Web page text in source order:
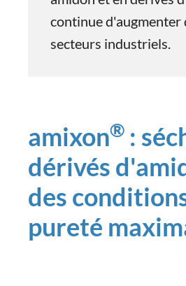
continue d'augmenter
secteurs industriels.
amixon® :
dérivés
des
pureté